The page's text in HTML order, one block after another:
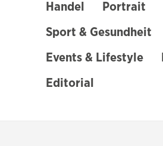
Handel Portrait
Sport & Gesundheit
Events & Lifestyle
Editorial